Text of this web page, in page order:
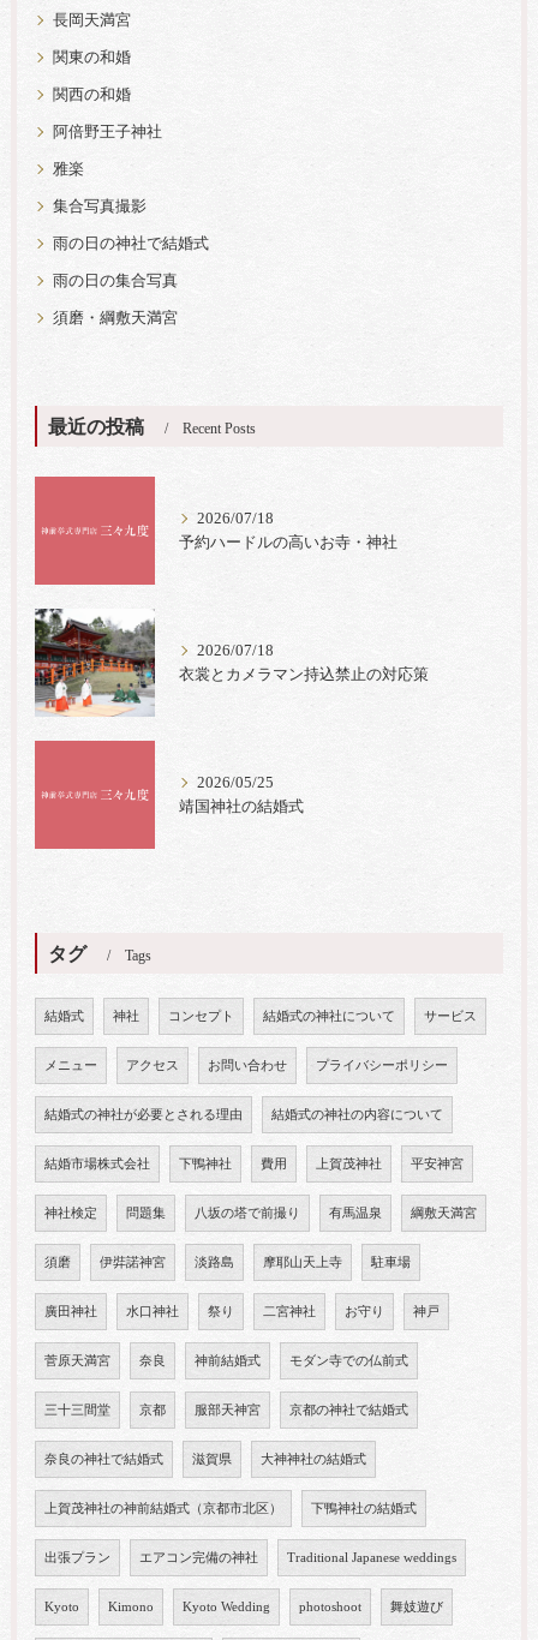
長岡天満宮
関東の和婚
関西の和婚
阿倍野王子神社
雅楽
集合写真撮影
雨の日の神社で結婚式
雨の日の集合写真
須磨・綱敷天満宮
最近の投稿 Recent Posts
2026/07/18
予約ハードルの高いお寺・神社
2026/07/18
衣裳とカメラマン持込禁止の対応策
2026/05/25
靖国神社の結婚式
タグ Tags
結婚式 神社 コンセプト 結婚式の神社について サービス
メニュー アクセス お問い合わせ プライバシーポリシー
結婚式の神社が必要とされる理由 結婚式の神社の内容について
結婚市場株式会社 下鴨神社 費用 上賀茂神社 平安神宮
神社検定 問題集 八坂の塔で前撮り 有馬温泉 綱敷天満宮
須磨 伊弉諾神宮 淡路島 摩耶山天上寺 駐車場
廣田神社 水口神社 祭り 二宮神社 お守り 神戸
菅原天満宮 奈良 神前結婚式 モダン寺での仏前式
三十三間堂 京都 服部天神宮 京都の神社で結婚式
奈良の神社で結婚式 滋賀県 大神神社の結婚式
上賀茂神社の神前結婚式（京都市北区） 下鴨神社の結婚式
出張プラン エアコン完備の神社 Traditional Japanese weddings
Kyoto Kimono Kyoto Wedding photoshoot 舞妓遊び